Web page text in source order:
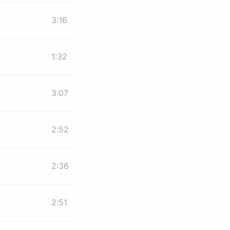
3:16
1:32
3:07
2:52
2:36
2:51